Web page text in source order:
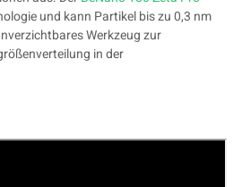
und kann Partikel bis zu 0,3 nm
Werkzeug zur
in der